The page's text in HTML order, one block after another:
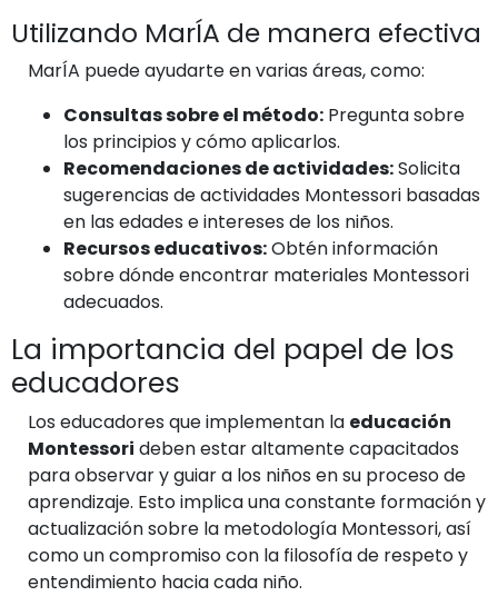
Utilizando MarÍA de manera efectiva
MarÍA puede ayudarte en varias áreas, como:
Consultas sobre el método: Pregunta sobre
los principios y cómo aplicarlos.
Recomendaciones de actividades:Solicita
sugerencias de actividades Montessori basadas
en las edades e intereses de los niños.
Recursos educativos:Obtén información
sobre dónde encontrar materiales Montessori
adecuados.
La importancia del papel de los
educadores
Los educadores que implementan la educación
Montessori deben estar altamente capacitados
para observar y guiar a los niños en su proceso de
aprendizaje. Esto implica una constante formación y
actualización sobre la metodología Montessori, así
como un compromiso con la filosofía de respeto y
entendimiento hacia cada niño.